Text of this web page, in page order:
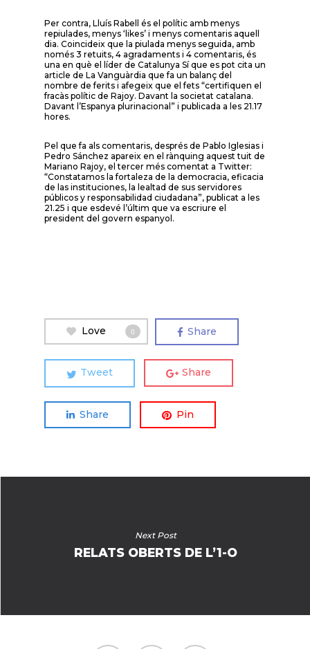
Per contra, Lluís Rabell és el polític amb menys
repiulades, menys ‘likes’ i menys comentaris aquell
dia. Coincideix que la piulada menys seguida, amb
només 3 retuits, 4 agradaments i 4 comentaris, és
una en què el líder de Catalunya Sí que es pot cita un
article de La Vanguàrdia que fa un balanç del
nombre de ferits i afegeix que el fets “certifiquen el
fracàs polític de Rajoy. Davant la societat catalana.
Davant l’Espanya plurinacional” i publicada a les 21.17
hores.
Pel que fa als comentaris, després de Pablo Iglesias i
Pedro Sánchez apareix en el rànquing aquest tuit de
Mariano Rajoy, el tercer més comentat a Twitter:
“Constatamos la fortaleza de la democracia, eficacia
de las instituciones, la lealtad de sus servidores
públicos y responsabilidad ciudadana”, publicat a les
21.25 i que esdevé l’últim que va escriure el
president del govern espanyol.
Love 0 Share
Tweet Share
Share Pin
Next Post
RELATS OBERTS DE L’1-O